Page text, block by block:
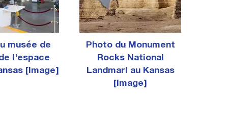
musée de
l'espace
[Image]
Photo du Monument
Rocks National
Landmarl au Kansas
[Image]